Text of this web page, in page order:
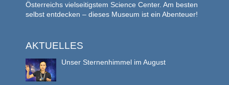
Österreichs vielseitigstem Science Center. Am besten
selbst entdecken – dieses Museum ist ein Abenteuer!
AKTUELLES
Unser Sternenhimmel im August